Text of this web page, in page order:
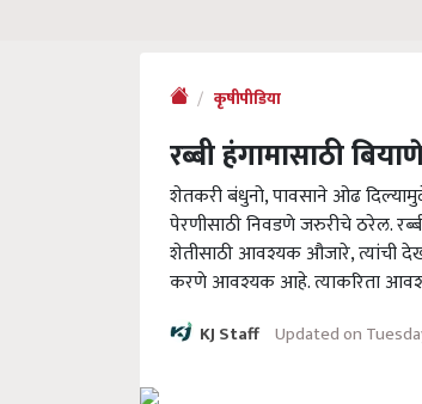
कृषीपीडिया
रब्बी हंगामासाठी
शेतकरी बंधुनो, पावसाने ओढ
पेरणीसाठी निवडणे जरुरीचे ठरेल.
शेतीसाठी आवश्यक औजारे, त्यांची
करणे आवश्यक आहे. त्याकरिता
KJ Staff Updated on